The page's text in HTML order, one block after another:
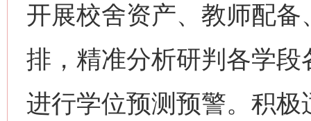
开展校舍资产、教师配
排，精准分析研判各学
进行学位预测预警。积